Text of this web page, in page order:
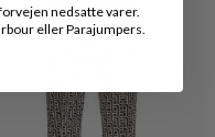
nedsatte varer.
eller Parajumpers.